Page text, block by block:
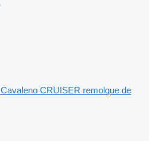
Cavaleno CRUISER remolque de